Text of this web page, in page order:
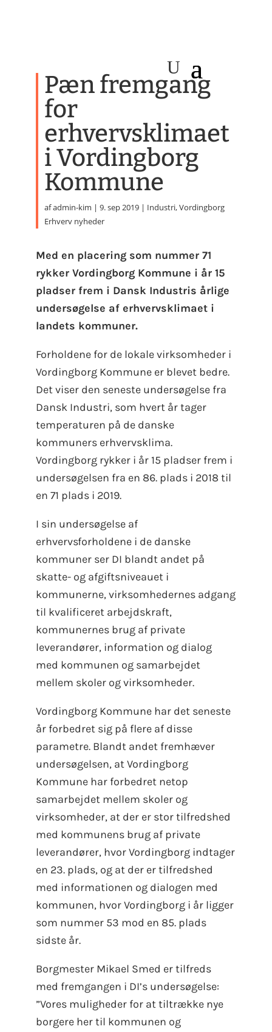
Pæn fremgang
for
erhvervsklimaet
i Vordingborg
Kommune
afadmin-kim |9. sep 2019 | Industri,Vordingborg
Erhverv nyheder
Med en placering som nummer 71
rykker Vordingborg Kommune i år 15
pladser frem i Dansk Industris årlige
undersøgelse af erhvervsklimaet i
landets kommuner.
Forholdene for de lokale virksomheder i
Vordingborg Kommune er blevet bedre.
Det viser den seneste undersøgelse fra
Dansk Industri, som hvert år tager
temperaturen på de danske
kommuners erhvervsklima.
Vordingborg rykker i år 15 pladser frem i
undersøgelsen fra en 86. plads i 2018 til
en 71 plads i 2019.
I sin undersøgelse af
erhvervsforholdene i de danske
kommuner ser DI blandt andet på
skatte- og afgiftsniveauet i
kommunerne, virksomhedernes adgang
til kvalificeret arbejdskraft,
kommunernes brug af private
leverandører, information og dialog
med kommunen og samarbejdet
mellem skoler og virksomheder.
Vordingborg Kommune har det seneste
år forbedret sig på flere af disse
parametre. Blandt andet fremhæver
undersøgelsen, at Vordingborg
Kommune har forbedret netop
samarbejdet mellem skoler og
virksomheder, at der er stor tilfredshed
med kommunens brug af private
leverandører, hvor Vordingborg indtager
en 23. plads, og at der er tilfredshed
med informationen og dialogen med
kommunen, hvor Vordingborg i år ligger
som nummer 53 mod en 85. plads
sidste år.
Borgmester Mikael Smed er tilfreds
med fremgangen i DI’s undersøgelse:
”Vores muligheder for at tiltrække nye
borgere her til kommunen og